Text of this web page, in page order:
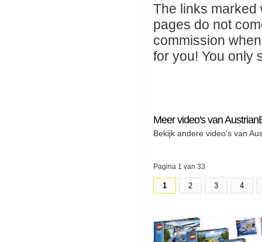
The links marked
pages do not
commission
for you! You only
Meer video's van
Bekijk andere video's van
Pagina 1 van 33
1 2 3 4